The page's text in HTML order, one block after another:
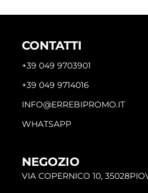
CONTATTI
+39 049 9703901
+39 049 9714016
INFO@ERREBIPROMO.IT
WHATSAPP
NEGOZIO
VIA COPERNICO 10,